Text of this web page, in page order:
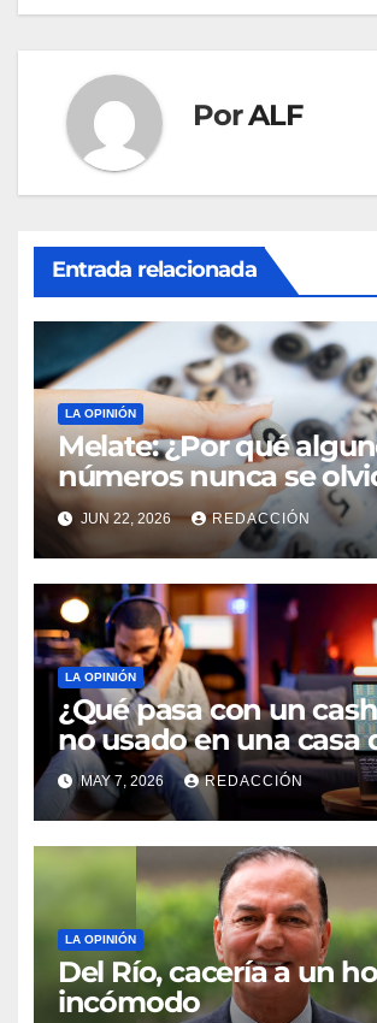
PorALF
Entrada relacionada
LA OPINIÓN
Melate: ¿Por qué
números nunca se
JUN 22, 2026 REDACCIÓN
LA OPINIÓN
¿Qué pasa con un
no usado en una casa
apuestas online?
MAY 7, 2026 REDACCIÓN
LA OPINIÓN
Del Río, cacería a un
incómodo